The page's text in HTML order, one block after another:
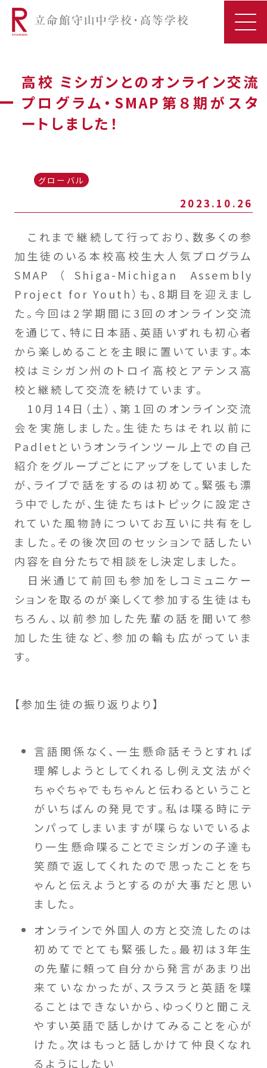
高校 ミシガンとのオンライン交流
プログラム・SMAP第８期がスタ
ートしました！
グローバル
2023.10.26
これまで継続して行っており、数多くの参
加生徒のいる本校高校生大人気プログラム
SMAP（Shiga-Michigan Assembly
Project for Youth）も、8期目を迎えまし
た。今回は2学期間に3回のオンライン交流
を通じて、特に日本語、英語いずれも初心者
から楽しめることを主眼に置いています。本
校はミシガン州のトロイ高校とアテンス高
校と継続して交流を続けています。
10月14日（土）、第１回のオンライン交流
会を実施しました。生徒たちはそれ以前に
Padletというオンラインツール上での自己
紹介をグループごとにアップをしていました
が、ライブで話をするのは初めて。緊張も漂
う中でしたが、生徒たちはトピックに設定さ
れていた風物詩についてお互いに共有をし
ました。その後次回のセッションで話したい
内容を自分たちで相談をし決定しました。
日米通じて前回も参加をしコミュニケー
ションを取るのが楽しくて参加する生徒はも
ちろん、以前参加した先輩の話を聞いて参
加した生徒など、参加の輪も広がっていま
す。
【参加生徒の振り返りより】
言語関係なく、一生懸命話そうとすれば
理解しようとしてくれるし例え文法がぐ
ちゃぐちゃでもちゃんと伝わるということ
がいちばんの発見です。私は喋る時にテ
ンパってしまいますが喋らないでいるよ
り一生懸命喋ることでミシガンの子達も
笑顔で返してくれたので思ったことをち
ゃんと伝えようとするのが大事だと思い
ました。
オンラインで外国人の方と交流したのは
初めてでとても緊張した。最初は3年生
の先輩に頼って自分から発言があまり出
来ていなかったが、スラスラと英語を喋
ることはできないから、ゆっくりと聞こえ
やすい英語で話しかけてみることを心が
けた。次はもっと話しかけて仲良くなれ
るようにしたい